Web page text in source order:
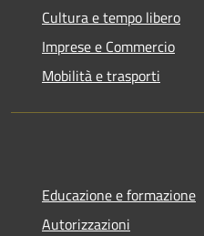
Cultura e tempo libero
Imprese e Commercio
Mobilità e trasporti
Educazione e formazione
Autorizzazioni